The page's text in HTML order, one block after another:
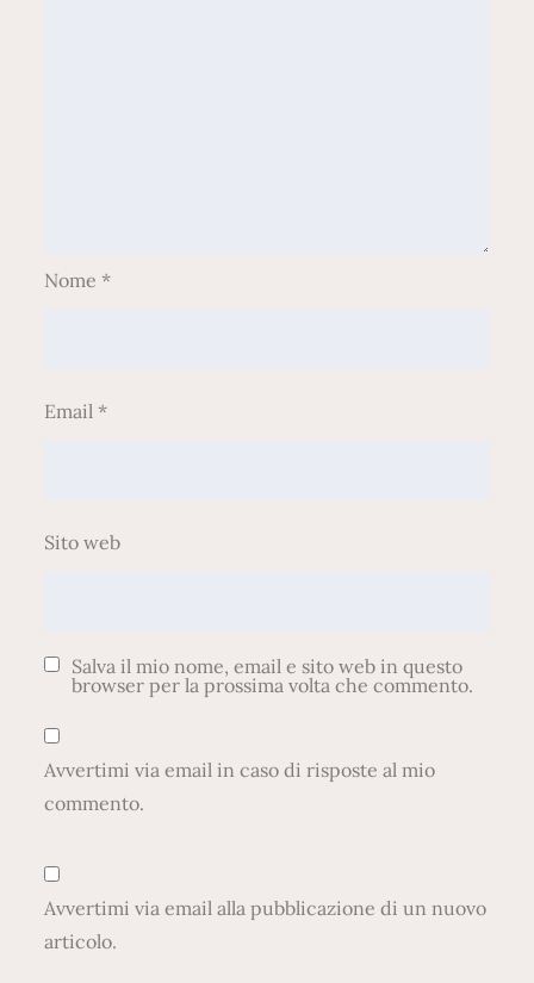
Nome*
Email*
Sito web
Salva il mio nome, email e sito web in questo
browser per la prossima volta che commento.
Avvertimi via email in caso di risposte al mio
commento.
Avvertimi via email alla pubblicazione di un nuovo
articolo.